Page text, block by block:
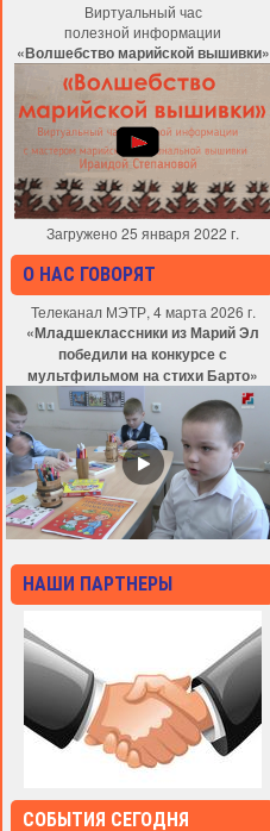
Виртуальный час
полезной информации
«Волшебство марийской вышивки»
Загружено 25 января 2022 г.
О НАС ГОВОРЯТ
Телеканал МЭТР, 4 марта 2026 г.
«Младшеклассники из Марий Эл
победили на конкурсе с
мультфильмом на стихи Барто»
НАШИ ПАРТНЕРЫ
СОБЫТИЯ СЕГОДНЯ